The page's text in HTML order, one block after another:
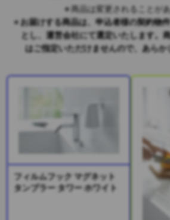
商品は変更されることがあ
お届けする商品は、申込者様の契約物
とし、運営会社にて選定いたします。
はご指定いただけませんので、あらか
フィルムフック マグネット
タンブラー タワー ホワイト